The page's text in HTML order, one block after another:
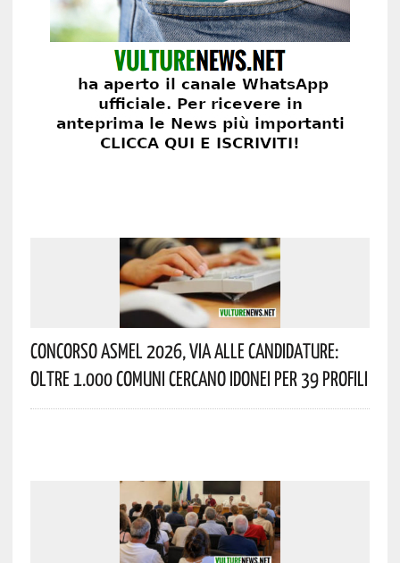
Concorso Asmel 2026, Via Alle Candidature:
Oltre 1.000 Comuni Cercano Idonei Per 39 Profili